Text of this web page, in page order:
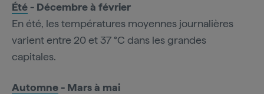
Été- Décembre à février
En été, les températures moyennes journalières
varient entre 20 et 37 °C dans les grandes
capitales.
Automne- Mars à mai